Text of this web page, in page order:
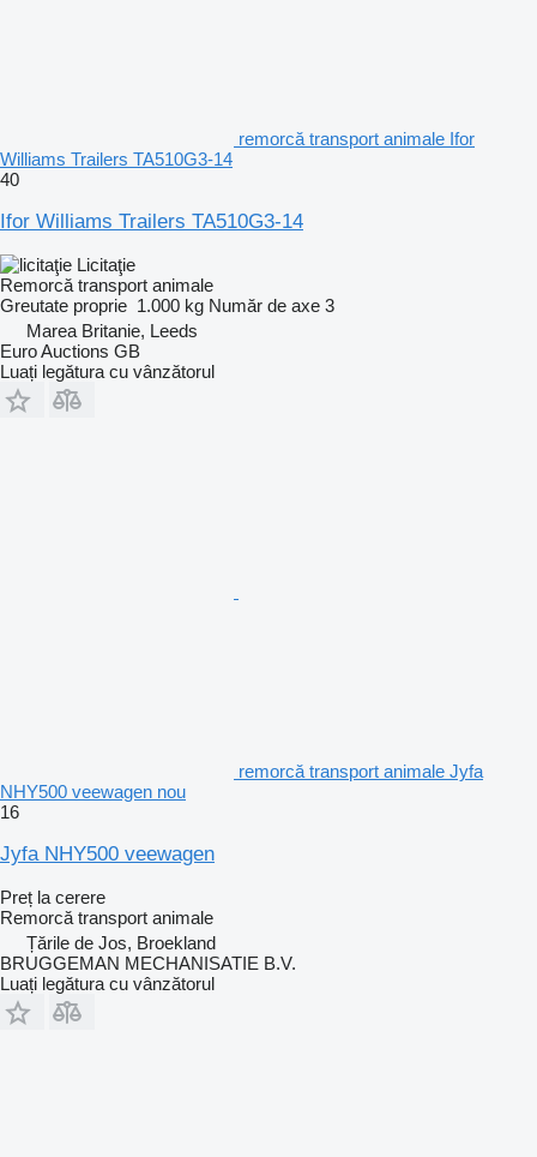
remorcă transport animale Ifor
Williams Trailers TA510G3-14
40
Ifor Williams Trailers TA510G3-14
Licitaţie
Remorcă transport animale
Greutate proprie 1.000 kg Număr de axe 3
Marea Britanie, Leeds
Euro Auctions GB
Luați legătura cu vânzătorul
remorcă transport animale Jyfa
NHY500 veewagen nou
16
Jyfa NHY500 veewagen
Preț la cerere
Remorcă transport animale
Țările de Jos, Broekland
BRUGGEMAN MECHANISATIE B.V.
Luați legătura cu vânzătorul